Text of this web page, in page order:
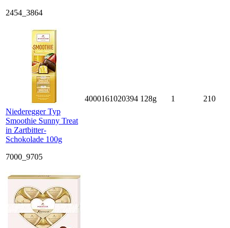
2454_3864
Niederegger Typ
Smoothie Sunny Treat
in Zartbitter-
Schokolade 100g
7000_9705
4000161020394 128g 1 210